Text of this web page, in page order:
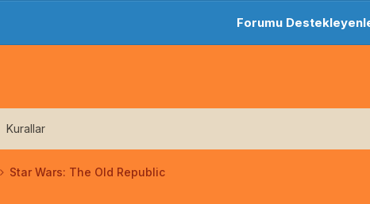
Forumu
Kurallar
Star Wars: The Old Republic